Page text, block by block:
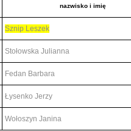
nazwisko i imię
Sznip Leszek
Stołowska Julianna
Fedan Barbara
Łysenko Jerzy
Wołoszyn Janina